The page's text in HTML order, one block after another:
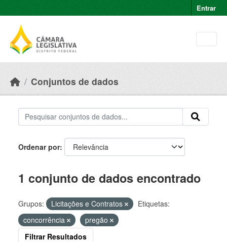
Entrar
Conjuntos de dados
Ordenar por
1 conjunto de dados encontrado
Grupos: Licitações e Contratos
Etiquetas:
concorrência
pregão
Filtrar Resultados